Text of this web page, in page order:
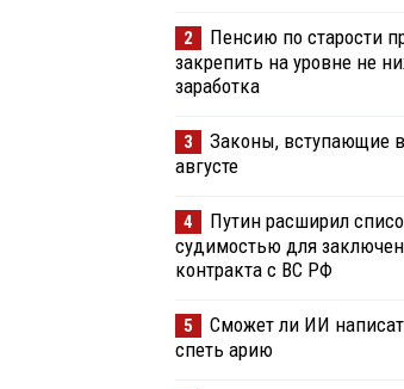
2
Пенсию по старости
закрепить на уровне не
заработка
3
Законы, вступающие
августе
4
Путин расширил
судимостью для
контракта с ВС РФ
5
Сможет ли ИИ
спеть арию